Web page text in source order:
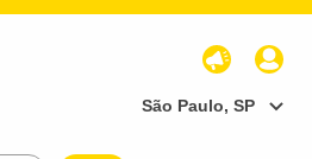
São Paulo, SP